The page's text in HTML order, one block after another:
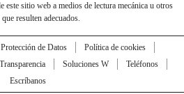
este sitio web a medios de lectura mecánica u otros
resulten adecuados.
de Datos
Política de cookies
Transparencia Soluciones W
Teléfonos
Escríbanos